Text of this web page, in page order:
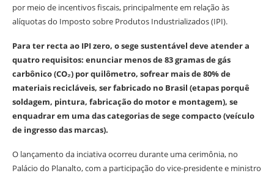
por meio de incentivos fiscais, principalmente em relação às
alíquotas do Imposto sobre Produtos Industrializados (IPI).
Para ter recta ao IPI zero, o sege sustentável deve atender a
quatro requisitos: enunciar menos de 83 gramas de gás
carbônico (CO₂) por quilômetro, sofrear mais de 80% de
materiais recicláveis, ser fabricado no Brasil (etapas porquê
soldagem, pintura, fabricação do motor e montagem), se
enquadrar em uma das categorias de sege compacto (veículo
de ingresso das marcas).
O lançamento da inciativa ocorreu durante uma cerimônia, no
Palácio do Planalto, com a participação do vice-presidente e ministro